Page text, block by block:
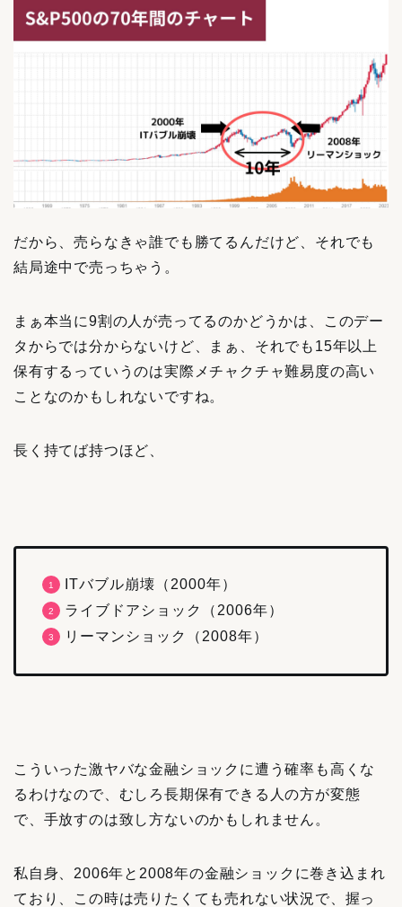
だから、売らなきゃ誰でも勝てるんだけど、それでも
結局途中で売っちゃう。
まぁ本当に9割の人が売ってるのかどうかは、このデー
タからでは分からないけど、まぁ、それでも15年以上
保有するっていうのは実際メチャクチャ難易度の高い
ことなのかもしれないですね。
長く持てば持つほど、
ITバブル崩壊（2000年）
ライブドアショック（2006年）
リーマンショック（2008年）
こういった激ヤバな金融ショックに遭う確率も高くな
るわけなので、むしろ長期保有できる人の方が変態
で、手放すのは致し方ないのかもしれません。
私自身、2006年と2008年の金融ショックに巻き込まれ
ており、この時は売りたくても売れない状況で、握っ